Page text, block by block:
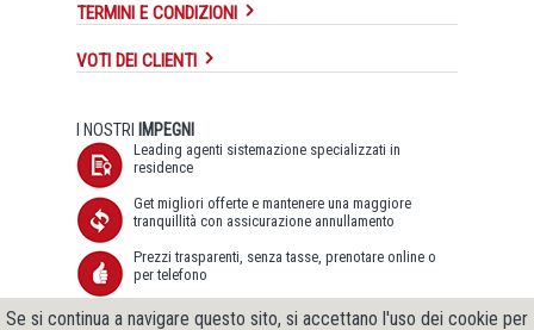
TERMINI E CONDIZIONI
VOTI DEI CLIENTI
I NOSTRI IMPEGNI
Leading agenti sistemazione specializzati in
residence
Get migliori offerte e mantenere una maggiore
tranquillità con assicurazione annullamento
Prezzi trasparenti, senza tasse, prenotare online o
per telefono
Trasmissione dati SSL sicura, Garanzia di tutela dei
Se si continua a navigare questo sito, si accettano l'uso dei cookie per